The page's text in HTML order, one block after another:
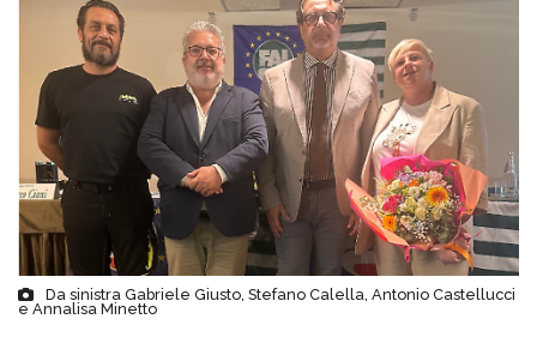
Da sinistra Gabriele Giusto, Stefano Calella, Antonio Castellucci
e Annalisa Minetto